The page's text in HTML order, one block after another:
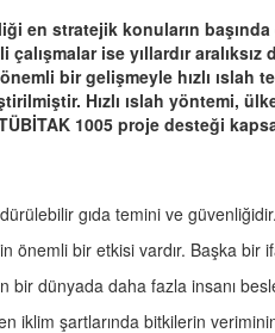
en stratejik konuların başında
ise yıllardır aralıksız
bir gelişmeyle hızlı ıslah
Hızlı ıslah yöntemi,
1005 proje desteği
gıda temini ve
önemli bir etkisi vardır. Başka bir
bir dünyada daha fazla insanı
iklim şartlarında bitkilerin